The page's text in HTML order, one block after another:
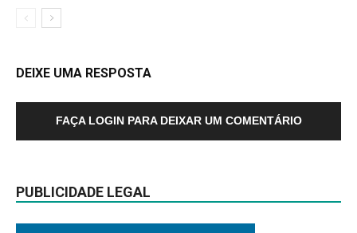
DEIXE UMA RESPOSTA
FAÇA LOGIN PARA DEIXAR UM COMENTÁRIO
PUBLICIDADE LEGAL